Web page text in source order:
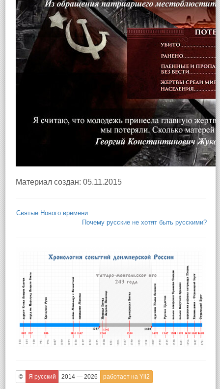
Материал создан: 05.11.2015
Святые Нового времени
Почему русские не хотят быть русскими?
© Я русский 2014 — 2026 работает на Yii2